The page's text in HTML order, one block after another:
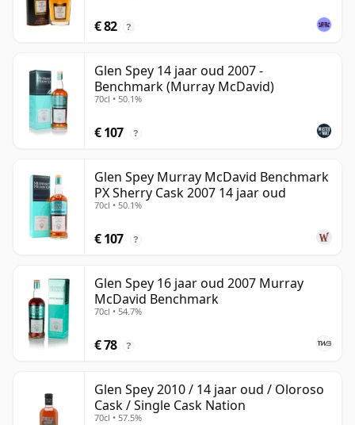
€ 82 ?
Glen Spey 14 jaar oud 2007 -
Benchmark (Murray McDavid)
70cl • 50.1%
€ 107 ?
Glen Spey Murray McDavid Benchmark
PX Sherry Cask 2007 14 jaar oud
70cl • 50.1%
€ 107 ?
Glen Spey 16 jaar oud 2007 Murray
McDavid Benchmark
70cl • 54.7%
€ 78 ?
Glen Spey 2010 / 14 jaar oud / Oloroso
Cask / Single Cask Nation
70cl • 57.5%